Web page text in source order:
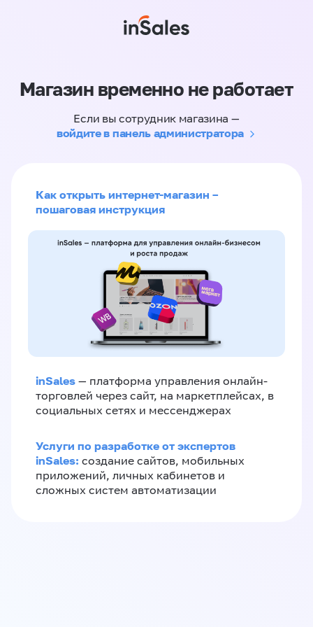
Магазин временно не работает
Если вы сотрудник магазина —
войдите в панель администратора
Как открыть интернет-магазин –
пошаговая инструкция
inSales — платформа управления онлайн-
торговлей через сайт, на маркетплейсах, в
социальных сетях и мессенджерах
Услуги по разработке от экспертов
inSales: создание сайтов, мобильных
приложений, личных кабинетов и
сложных систем автоматизации